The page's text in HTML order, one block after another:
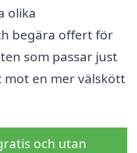
olika
begära offert för
som passar just
mot en mer välskött
och utan